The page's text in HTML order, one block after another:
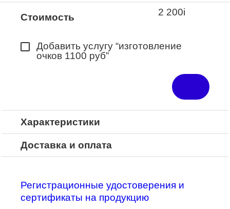
Стоимость 2 200i
Добавить услугу “изготовление
очков 1100 руб”
Характеристики
Доставка и оплата
Регистрационные удостоверения и
сертификаты на продукцию